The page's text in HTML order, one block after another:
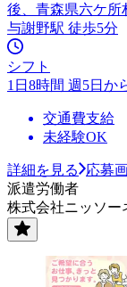
後、青森県六ケ所
与謝野駅 徒歩5分
シフト
1日8時間 週5日か
交通費支給
未経験OK
詳細を見る
応募
派遣労働者
株式会社ニッソ